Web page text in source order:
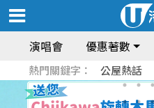
演唱會 優惠著數
熱門關鍵字： 公屋熱話